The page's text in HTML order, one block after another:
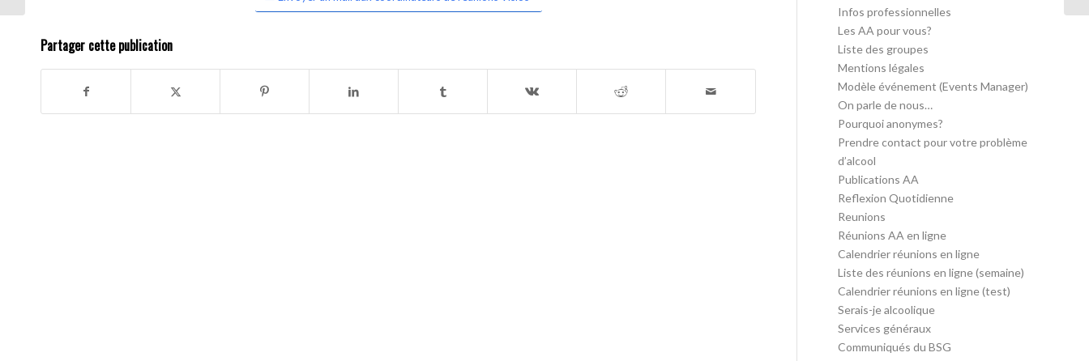
Partager cette publication
Infos professionnelles
Les AA pour vous?
Liste des groupes
Mentions légales
Modèle événement (Events Manager)
On parle de nous…
Pourquoi anonymes?
Prendre contact pour votre problème
d’alcool
Publications AA
Reflexion Quotidienne
Reunions
Réunions AA en ligne
Calendrier réunions en ligne
Liste des réunions en ligne (semaine)
Calendrier réunions en ligne (test)
Serais-je alcoolique
Services généraux
Communiqués du BSG